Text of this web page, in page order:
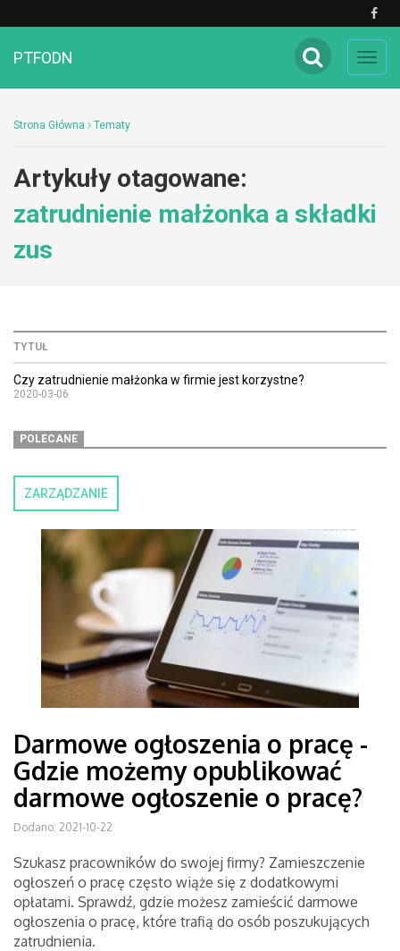
PTFODN
Strona Główna Tematy
Artykuły otagowane:
zatrudnienie małżonka a składki
zus
TYTUŁ
Czy zatrudnienie małżonka w firmie jest korzystne?
2020-03-06
POLECANE
ZARZĄDZANIE
Darmowe ogłoszenia o pracę -
Gdzie możemy opublikować
darmowe ogłoszenie o pracę?
Dodano: 2021-10-22
Szukasz pracowników do swojej firmy? Zamieszczenie
ogłoszeń o pracę często wiąże się z dodatkowymi
opłatami. Sprawdź, gdzie możesz zamieścić darmowe
ogłoszenia o pracę, które trafią do osób poszukujących
zatrudnienia.